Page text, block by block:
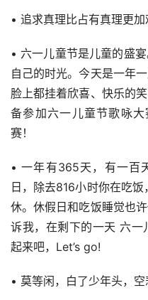
• 追求真理比占有真理更加
• 六一儿童节是儿童的盛
自己的时光。今天是一年
脸上都挂着欣喜、快乐的
备参加六一儿童节歌咏
赛！
• 一年有365天，有一百
日，除去816小时你在吃
休。休假日和吃饭睡觉也
诉我，在剩下的一天 六
起来吧，Let’s go!
• 莫等闲，白了少年头，空